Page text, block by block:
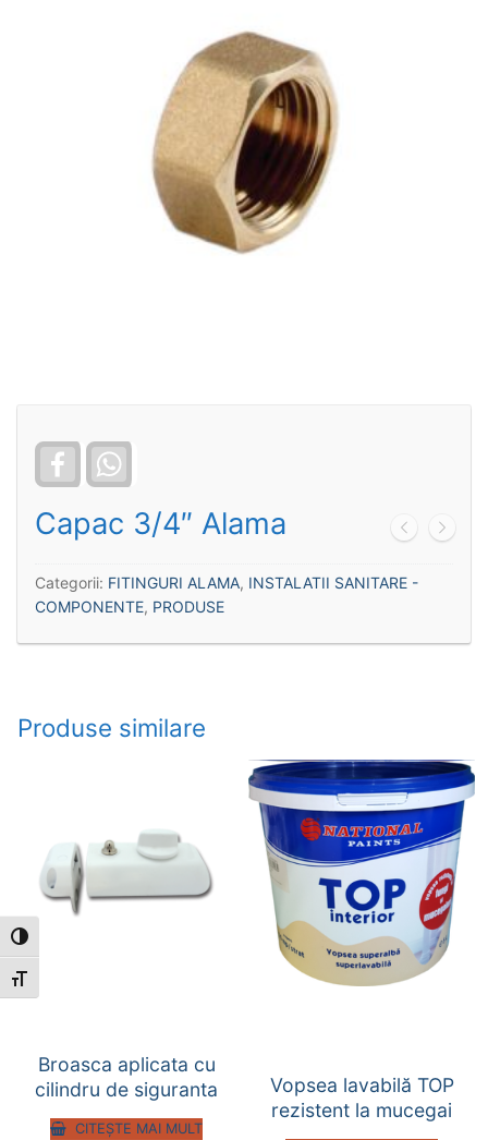
Toggle High Contrast
Toggle Font size
Facebook
Capac 3/4″ Alama
Categorii: FITINGURI ALAMA, INSTALATII SANITARE -
COMPONENTE, PRODUSE
Produse similare
Broasca aplicata cu
cilindru de siguranta
CITEȘTE MAI MULT
Vopsea lavabilă TOP
rezistent la mucegai